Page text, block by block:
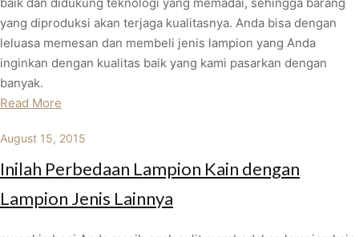
yang diproduksi akan terjaga kualitasnya. Anda bisa dengan
leluasa memesan dan membeli jenis lampion yang Anda
inginkan dengan kualitas baik yang kami pasarkan dengan
banyak.
Read More
August 15, 2015
Inilah Perbedaan Lampion Kain dengan
Lampion Jenis Lainnya